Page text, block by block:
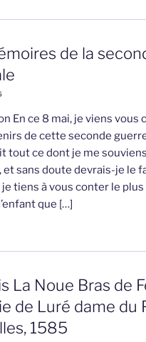
de la
En ce 8 mai, je viens vous
de cette seconde guerre
tout ce dont je me
et sans doute devrais-je le
je tiens à vous conter le
que […]
La Noue Bras de
de Luré dame du
1585